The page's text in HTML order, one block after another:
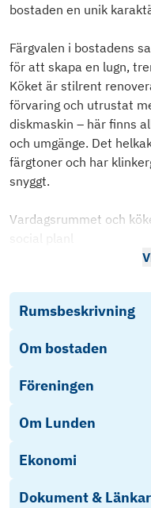
bostaden en unik
Färgvalen i bostadens
för att skapa en lugn,
Köket är stilrent
förvaring och utrustat
diskmaskin – här finns
och umgänge. Det
färgtoner och har
snyggt.
Vardagsrummet och
Rumsbeskrivning
Om bostaden
Föreningen
Om Lunden
Ekonomi
Dokument & Länkar